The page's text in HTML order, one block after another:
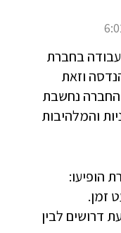
עבודה בחברת
וזאת
נחשבת
והמלהיבות
הופיעו:
זמן.
דרושים לבין